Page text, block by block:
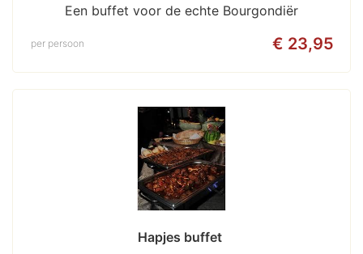
Een buffet voor de echte Bourgondiër
€ 23,95
per persoon
Hapjes buffet